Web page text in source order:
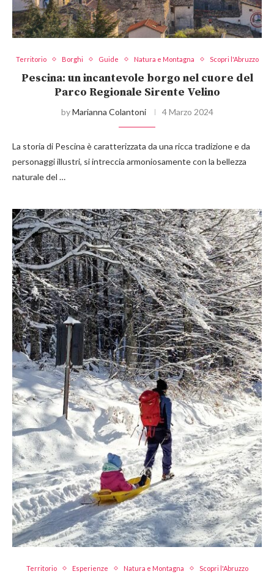
Territorio Borghi Guide Natura e Montagna Scopri l'Abruzzo
Pescina: un incantevole borgo nel cuore del
Parco Regionale Sirente Velino
byMarianna Colantoni 4 Marzo 2024
La storia di Pescina è caratterizzata da una ricca tradizione e da
personaggi illustri, si intreccia armoniosamente con la bellezza
naturale del …
Territorio Esperienze Natura e Montagna Scopri l'Abruzzo